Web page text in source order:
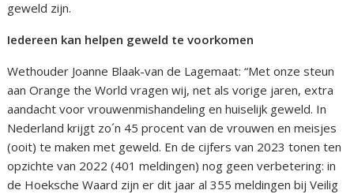
geweld zijn.
Iedereen kan helpen geweld te voorkomen
Wethouder Joanne Blaak-van de Lagemaat: “Met onze steun
aan Orange the World vragen wij, net als vorige jaren, extra
aandacht voor vrouwenmishandeling en huiselijk geweld. In
Nederland krijgt zo´n 45 procent van de vrouwen en meisjes
(ooit) te maken met geweld. En de cijfers van 2023 tonen ten
opzichte van 2022 (401 meldingen) nog geen verbetering: in
de Hoeksche Waard zijn er dit jaar al 355 meldingen bij Veilig